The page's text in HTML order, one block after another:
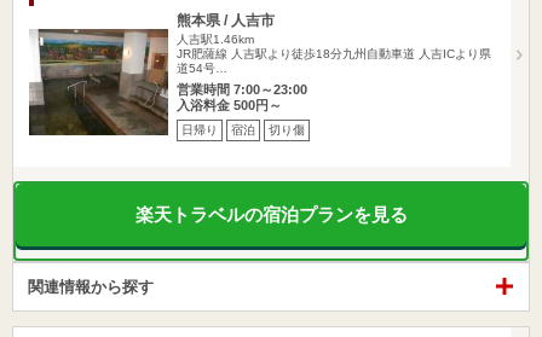
熊本県 / 人吉市
人吉駅1.46km
JR肥薩線 人吉駅より徒歩18分九州自動車道 人吉ICより県
道54号…
営業時間 7:00～23:00
入浴料金 500円～
日帰り 宿泊 切り傷
楽天トラベルの宿泊プランを見る
関連情報から探す